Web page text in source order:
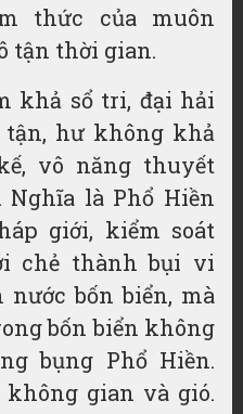
thức của muôn
tận thời gian.
khả sổ tri, đại hải
hư không khả
vô năng thuyết
Nghĩa là Phổ Hiền
giới, kiểm soát
chẻ thành bụi vi
nước bốn biển, mà
bốn biển không
bụng Phổ Hiền.
không gian và gió.